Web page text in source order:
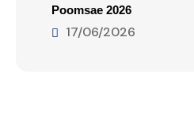
Poomsae 2026
17/06/2026